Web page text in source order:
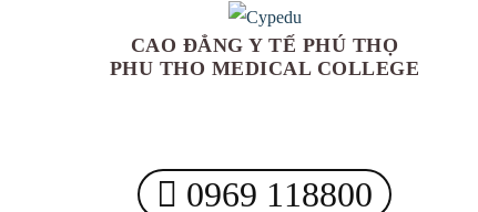
CAO ĐẲNG Y TẾ PHÚ THỌ
PHU THO MEDICAL COLLEGE
0969 118800